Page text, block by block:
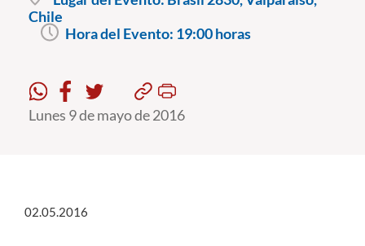
Pregrado
Postgrado
Formación Continua
Chile
Hora del Evento: 19:00 horas
Lunes 9 de mayo de 2016
02.05.2016